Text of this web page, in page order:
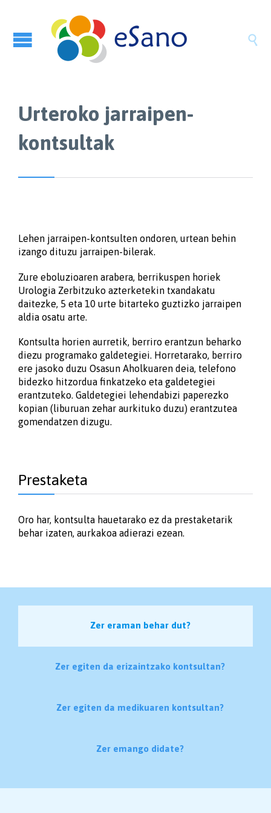

Urteroko jarraipen-
kontsultak
Lehen jarraipen-kontsulten ondoren, urtean behin
izango dituzu jarraipen-bilerak.
Zure eboluzioaren arabera, berrikuspen horiek
Urologia Zerbitzuko azterketekin txandakatu
daitezke, 5 eta 10 urte bitarteko guztizko jarraipen
aldia osatu arte.
Kontsulta horien aurretik, berriro erantzun beharko
diezu programako galdetegiei. Horretarako, berriro
ere jasoko duzu Osasun Aholkuaren deia, telefono
bidezko hitzordua finkatzeko eta galdetegiei
erantzuteko. Galdetegiei lehendabizi paperezko
kopian (liburuan zehar aurkituko duzu) erantzutea
gomendatzen dizugu.
Prestaketa
Oro har, kontsulta hauetarako ez da prestaketarik
behar izaten, aurkakoa adierazi ezean.
Zer eraman behar dut?
Zer egiten da erizaintzako kontsultan?
Zer egiten da medikuaren kontsultan?
Zer emango didate?